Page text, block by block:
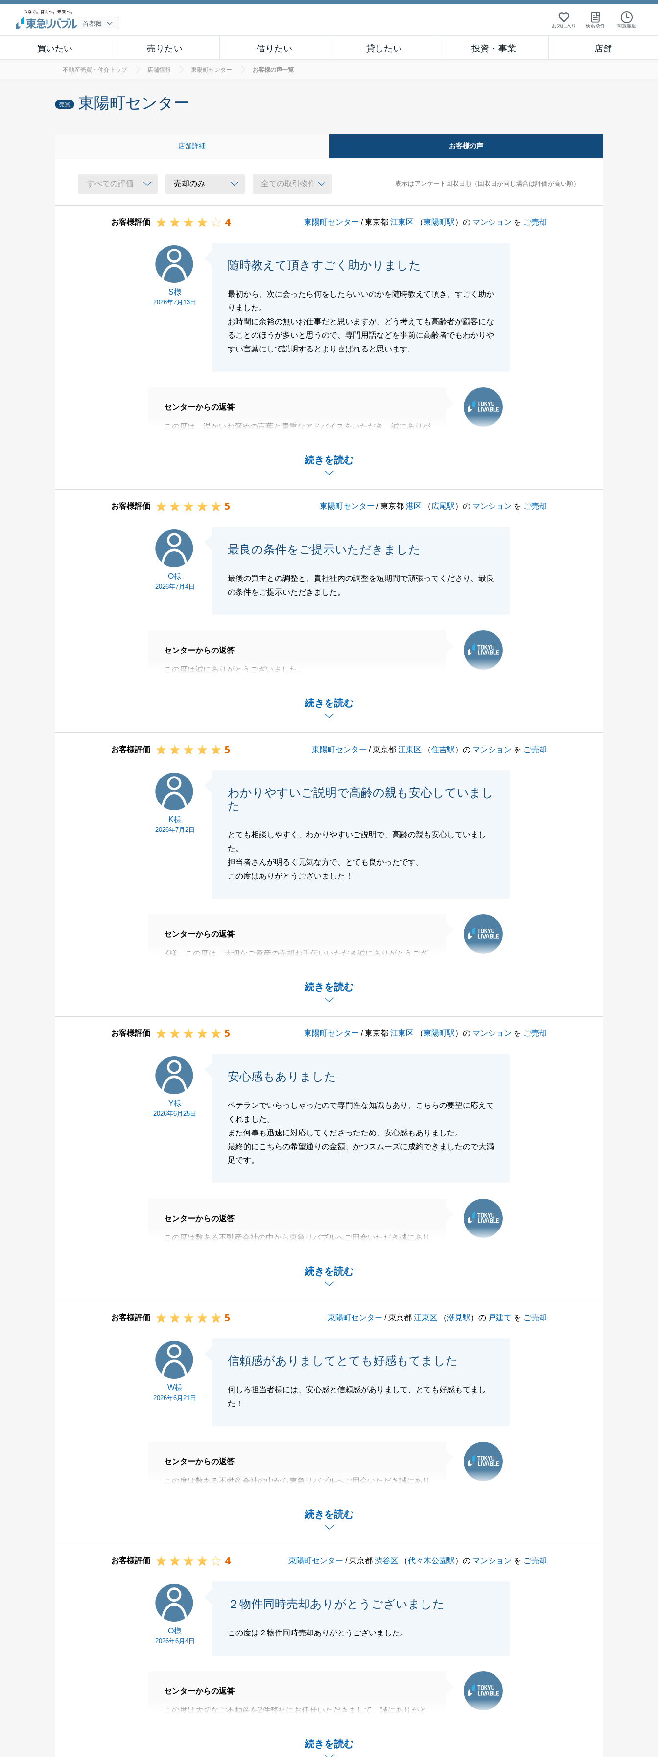
お気に入り 検索条件 閲覧履歴
買いたい 売りたい 借りたい 貸したい 投資・事業 店舗
不動産売買・仲介トップ 店舗情報 東陽町センター お客様の声一覧
売買 東陽町センター
店舗詳細 お客様の声
表示はアンケート回収日順（回収日が同じ場合は評価が高い順）
お客様評価 4 東陽町センター / 東京都江東区 （東陽町駅）の マンション を ご売却
S様
2026年7月13日
随時教えて頂きすごく助かりました
最初から、次に会ったら何をしたらいいのかを随時教えて頂き、すごく助か
りました。
お時間に余裕の無いお仕事だと思いますが、どう考えても高齢者が顧客にな
ることのほうが多いと思うので、専門用語などを事前に高齢者でもわかりや
すい言葉にして説明するとより喜ばれると思います。
続きを読む
センターからの返答
この度は、温かいお褒めの言葉と貴重なアドバイスをいただき、誠にありが
私どものご案内がS様のお役に立てたと伺い、大変嬉しく思っております。
また、専門用語のご説明に関するご指摘について、誠にありがとうございま
添った対応ができるよう改善してまいります。
閉じる
お客様評価 5 東陽町センター / 東京都港区 （ 広尾駅）の マンション を ご売却
O様
2026年7月4日
最良の条件をご提示いただきました
最後の買主との調整と、貴社社内の調整を短期間で頑張ってくださり、最良
の条件をご提示いただきました。
続きを読む
センターからの返答
この度は誠にありがとうございました。
今後ともどうぞ、よろしくお願いいたします。
お客様評価 5 東陽町センター / 東京都江東区 （住吉駅）の マンション を ご売却
K様
2026年7月2日
わかりやすいご説明で高齢の親も安心していまし
た
とても相談しやすく、わかりやすいご説明で、高齢の親も安心していまし
た。
担当者さんが明るく元気な方で、とても良かったです。
この度はありがとうございました！
続きを読む
センターからの返答
K様、この度は、大切なご資産の売却お手伝いいただき誠にありがとうござ
K様ご家族皆様にとって良い結果をのこすことができ大変嬉しく思います。
新しい生活が今以上に素敵なものになるよう願っております。
お客様評価 5 東陽町センター / 東京都江東区 （東陽町駅）の マンション を ご売却
Y様
2026年6月25日
安心感もありました
ベテランでいらっしゃったので専門性な知識もあり、こちらの要望に応えて
くれました。
また何事も迅速に対応してくださったため、安心感もありました。
最終的にこちらの希望通りの金額、かつスムーズに成約できましたので大満
足です。
続きを読む
センターからの返答
この度は数ある不動産会社の中から東急リバブルへご用命いただき誠にあり
今後もお困りのことがございましたらどうぞお気軽にご連絡下さい。
引き続き、東急リバブルをご愛顧の程お願い申し上げます。
お客様評価 5 東陽町センター / 東京都江東区 （潮見駅）の 戸建て を ご売却
W様
2026年6月21日
信頼感がありましてとても好感もてました
何しろ担当者様には、安心感と信頼感がありまして、とても好感もてまし
た！
続きを読む
センターからの返答
この度は数ある不動産会社の中から東急リバブルへご用命いただき誠にあり
今後もお困りのことがございましたらどうぞお気軽にご連絡下さい。
引き続き、東急リバブルをご愛顧の程お願い申し上げます。
お客様評価 4 東陽町センター / 東京都渋谷区 （代々木公園駅）の マンション を ご売却
O様
2026年6月4日
２物件同時売却ありがとうございました
この度は２物件同時売却ありがとうございました。
続きを読む
センターからの返答
この度は大切なご不動産を2件弊社にお任せいただきまして、誠にありがと
無事、ご納得いただける金額でお取引ができたこと私も安心いたしました。
また不動産関係でお悩みのことがございましたらお気軽にお申し付けくださ